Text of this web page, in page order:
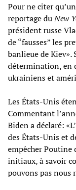
Pour ne citer
reportage duNew
président russe
de “fausses” les
banlieue de Kiev».
détermination, en
ukrainiens et
Les États-Unis
Commentant
Biden a déclaré:
des États-Unis et
empêcher Poutine
initiaux, à savoir
pouvons pas nous